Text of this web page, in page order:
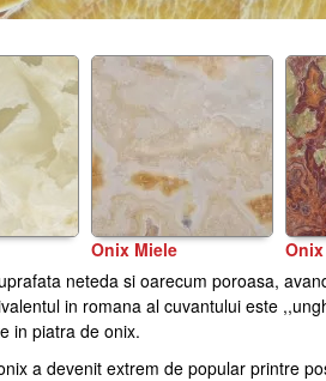
Onix Miele
neteda si oarecum poroasa,
in romana al cuvantului este
in piatra de onix.
a devenit extrem de popular printre